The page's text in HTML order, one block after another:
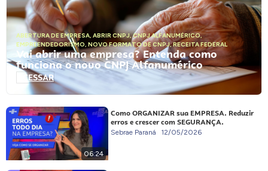
ABERTURA DE EMPRESA, ABRIR CNPJ,CNPJ ALFANUMÉRICO,
EMPREENDEDORISMO, NOVO FORMATO DE CNPJ,RECEITA FEDERAL
Vai abrir uma empresa? Entenda como
funciona o novo CNPJ Alfanumérico
ACESSAR
06:24
Como ORGANIZAR sua EMPRESA. Reduzir
erros e crescer com SEGURANÇA.
Sebrae Paraná 12/05/2026